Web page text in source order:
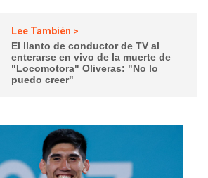
Lee También >
El llanto de conductor de TV al
enterarse en vivo de la muerte de
"Locomotora" Oliveras: "No lo
puedo creer"